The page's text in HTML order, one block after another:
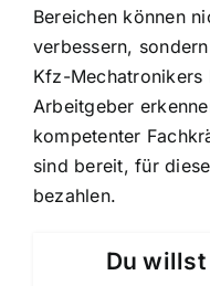
Bereichen können
verbessern,
Kfz-
Arbeitgeber
kompetenter
sind bereit, für
bezahlen.
Du